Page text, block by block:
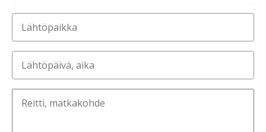
Lähtöpaikka
Lähtöpäivä, aika
Reitti, matkakohde